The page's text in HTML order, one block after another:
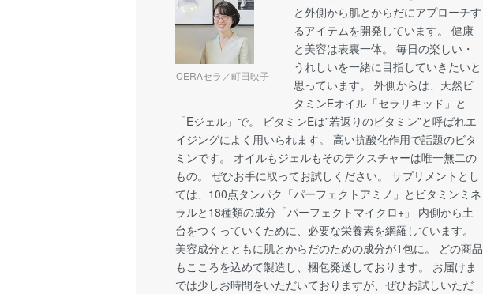
CERAセラ／町田映子
と外側から肌とからだにアプローチす
るアイテムを開発しています。 健康
と美容は表裏一体。 毎日の楽しい・
うれしいを一緒に目指していきたいと
思っています。 外側からは、天然ビ
タミンEオイル「セラリキッド」と
「Eジェル」で。 ビタミンEは”若返りのビタミン”と呼ばれエ
イジングによく用いられます。 高い抗酸化作用で話題のビタ
ミンです。 オイルもジェルもそのテクスチャーは唯一無二の
もの。 ぜひお手に取ってお試しください。 サプリメントとし
ては、100点タンパク「パーフェクトアミノ」とビタミンミネ
ラルと18種類の成分「パーフェクトマイクロ+」 内側から土
台をつくっていくために、必要な栄養素を網羅しています。
美容成分とともに肌とからだのための成分が1包に。 どの商品
もこころを込めて製造し、梱包発送しております。 お届けま
では少しお時間をいただいておりますが、ぜひお試しいただ